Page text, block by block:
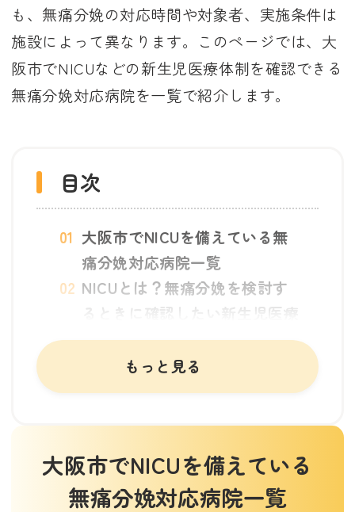
も、無痛分娩の対応時間や対象者、実施条件は
施設によって異なります。このページでは、大
阪市でNICUなどの新生児医療体制を確認できる
無痛分娩対応病院を一覧で紹介します。
目次
大阪市でNICUを備えている無
痛分娩対応病院一覧
NICUとは？無痛分娩を検討す
るときに確認したい新生児医療
体制
NICUを備えた無痛分娩対応病
院を選ぶときのポイント
要確認・別枠候補の施設
NICUがある無痛分娩対応病院
もっと見る
大阪市でNICUを備えている
無痛分娩対応病院一覧